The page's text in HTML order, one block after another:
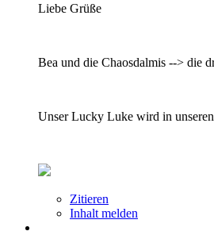
Liebe Grüße
Bea und die Chaosdalmis --> die
Unser Lucky Luke wird in
Zitieren
Inhalt melden